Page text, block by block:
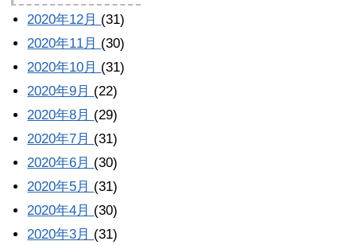
2020年12月 (31)
2020年11月 (30)
2020年10月 (31)
2020年9月 (22)
2020年8月 (29)
2020年7月 (31)
2020年6月 (30)
2020年5月 (31)
2020年4月 (30)
2020年3月 (31)